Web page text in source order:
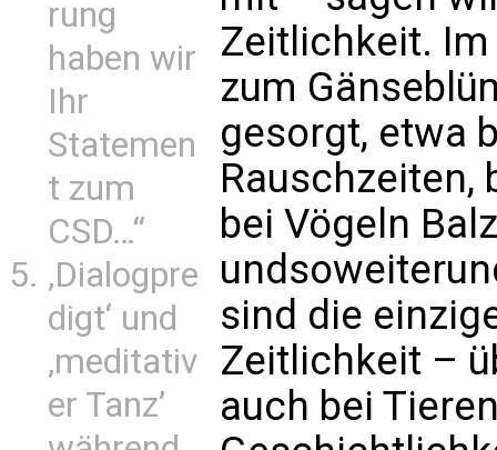
rung
haben wir
Ihr
Statemen
t zum
CSD…“
‚Dialogpre
digt‘ und
‚meditativ
er Tanz’
Zeitlichkeit.
zum
gesorgt, etwa
Rauschzeiten,
bei Vögeln
sind die
Zeitlichkeit –
auch bei